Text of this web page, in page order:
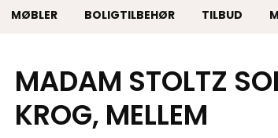
MØBLER BOLIGTILBEHØR TILBUD
MADAM STOLTZ
KROG, MELLEM